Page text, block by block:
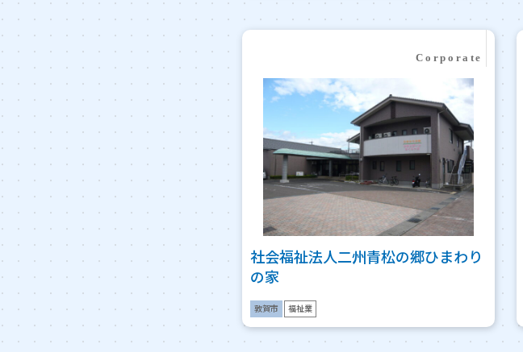
社会福祉法人二州青松の郷ひまわり
の家
敦賀市 福祉業